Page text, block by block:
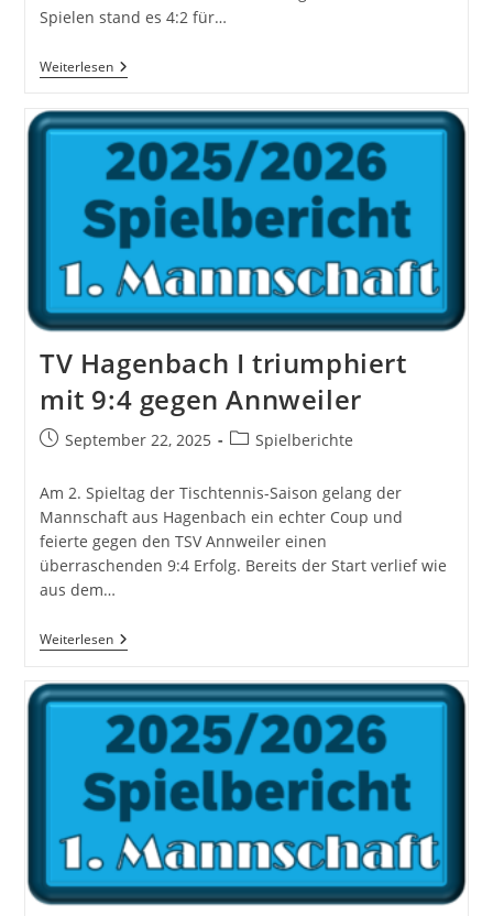
Spielen stand es 4:2 für…
WeiterlesenTV
Offenbach-
TV
Hagenbach
II
6:4
TV Hagenbach I triumphiert
mit 9:4 gegen Annweiler
BeitragSeptember 22, 2025
Beitrags-
Spielberichte
Am 2. Spieltag der Tischtennis-Saison gelang der
Mannschaft aus Hagenbach ein echter Coup und
feierte gegen den TSV Annweiler einen
überraschenden 9:4 Erfolg. Bereits der Start verlief wie
aus dem…
WeiterlesenTV
Hagenbach
Triumphiert
Mit
9:4
Gegen
Annweiler